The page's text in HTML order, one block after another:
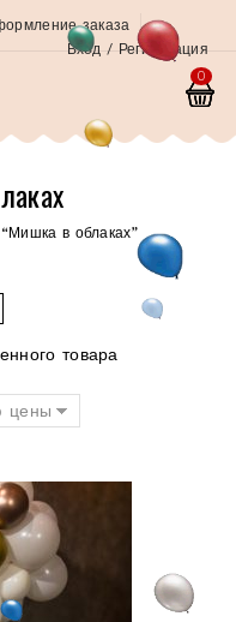
заказа
Вход / Регистрация
0
в облаках”
товара
цены